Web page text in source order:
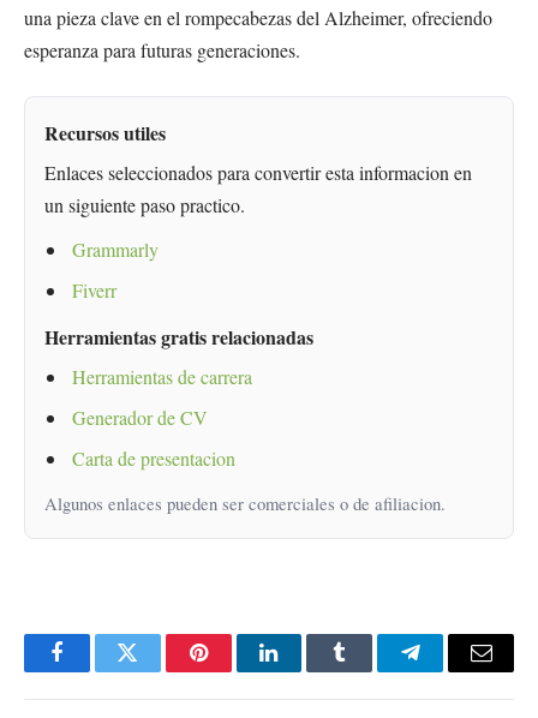
una pieza clave en el rompecabezas del Alzheimer, ofreciendo
esperanza para futuras generaciones.
Recursos utiles
Enlaces seleccionados para convertir esta informacion en
un siguiente paso practico.
Grammarly
Fiverr
Herramientas gratis relacionadas
Herramientas de carrera
Generador de CV
Carta de presentacion
Algunos enlaces pueden ser comerciales o de afiliacion.
FacebookTwitter PinterestLinkedInTumblr TelegramEmail